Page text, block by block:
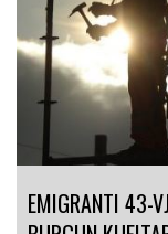
EMIGRANTI 43-